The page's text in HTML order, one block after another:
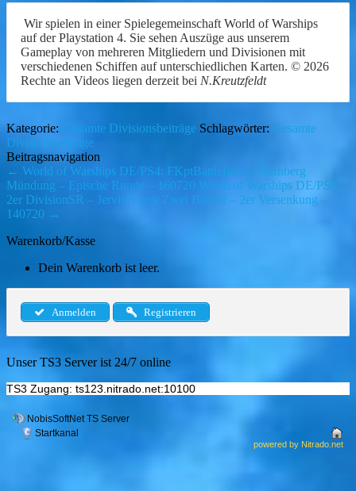
Wir spielen in einer Spielegemeinschaft World of Warships
auf der Playstation 4. Sie sehen Auszüge aus unserem
Gameplay von mehreren Mitgliedern und Divisionen mit
verschiedenen Schiffen auf unterschiedlichen Karten. © 2026
Rechte an Videos liegen derzeit bei N.Kreutzfeldt
Kategorie: Gesamte Divisionsbeiträge Schlagwörter: Gesamte
Divisionsbeiträge
Beitragsnavigation
← World of Warships DE/PS4: FKptBattlefield – Nürnberg
Mündung – Epische Runde – 160720 World of Warships DE/PS4:
2er DivisionSR – Jervis/Yorck Zwei Brüder – 2er Versenkung –
140720 →
Warenkorb/Kasse
Dein Warenkorb ist leer.
Anmelden Registrieren
Unser TS3 Server ist 24/7 online
TS3 Zugang: ts123.nitrado.net:10100